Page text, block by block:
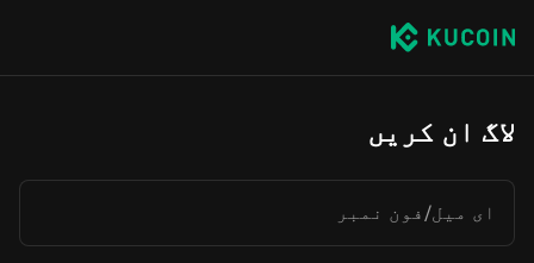
لاگ ان کریں
ای میل/فون نمبر